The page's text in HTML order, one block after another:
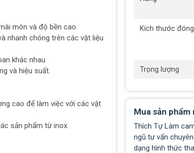
mòn và độ bền cao.
nhanh chóng trên các vật liệu
khác nhau.
và hiệu suất.
cao để làm việc với các vật
sản phẩm từ inox.
Kích thước
Trọng lượng
Mua sản phẩm
Thích Tự Làm
ngũ tư vấn
dạng hình thức